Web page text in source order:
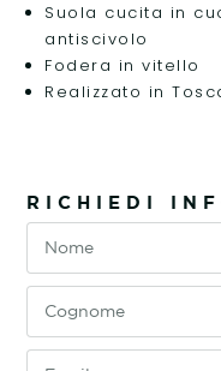
Suola cucita in
antiscivolo
Fodera in vitello
Realizzato in
RICHIEDI